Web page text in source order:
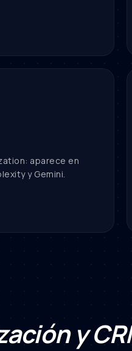
aparece en
y Gemini.
y